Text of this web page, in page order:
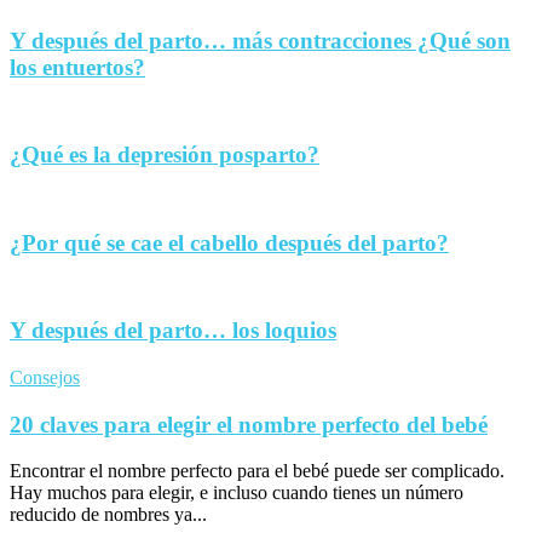
Y después del parto… más contracciones ¿Qué son
los entuertos?
¿Qué es la depresión posparto?
¿Por qué se cae el cabello después del parto?
Y después del parto… los loquios
Consejos
20 claves para elegir el nombre perfecto del bebé
Encontrar el nombre perfecto para el bebé puede ser complicado.
Hay muchos para elegir, e incluso cuando tienes un número
reducido de nombres ya...